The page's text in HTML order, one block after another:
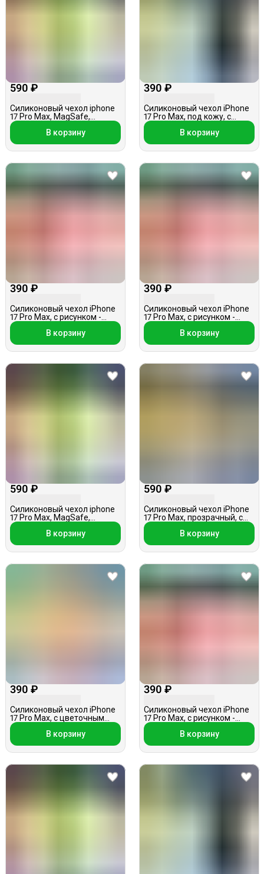
590 ₽
Силиконовый чехол iphone
17 Pro Max, MagSafe,
мятный
В корзину
390 ₽
Силиконовый чехол iPhone
17 Pro Max, под кожу, с
цветочками, черный
В корзину
390 ₽
Силиконовый чехол iPhone
17 Pro Max, с рисунком -
роза, розовый
В корзину
390 ₽
Силиконовый чехол iPhone
17 Pro Max, с рисунком -
сакура, розовый
В корзину
590 ₽
Силиконовый чехол iphone
17 Pro Max, MagSafe,
светло-зеленый
В корзину
590 ₽
Силиконовый чехол iPhone
17 Pro Max, прозрачный, с
бантиками/вишенками
В корзину
390 ₽
Силиконовый чехол iPhone
17 Pro Max, с цветочным
принтом, прозрачный
В корзину
390 ₽
Силиконовый чехол iPhone
17 Pro Max, с рисунком -
веточки, розовый
В корзину